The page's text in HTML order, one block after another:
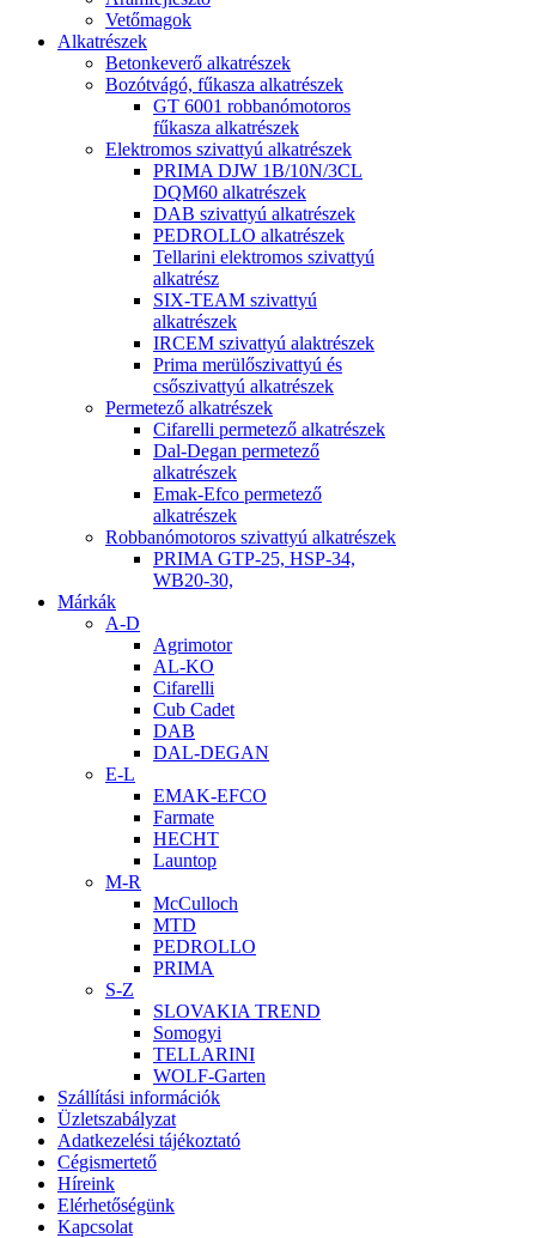
Vetőmagok
Alkatrészek
Betonkeverő alkatrészek
Bozótvágó, fűkasza alkatrészek
GT 6001 robbanómotoros
fűkasza alkatrészek
Elektromos szivattyú alkatrészek
PRIMA DJW 1B/10N/3CL
DQM60 alkatrészek
DAB szivattyú alkatrészek
PEDROLLO alkatrészek
Tellarini elektromos szivattyú
alkatrész
SIX-TEAM szivattyú
alkatrészek
IRCEM szivattyú alaktrészek
Prima merülőszivattyú és
csőszivattyú alkatrészek
Permetező alkatrészek
Cifarelli permetező alkatrészek
Dal-Degan permetező
alkatrészek
Emak-Efco permetező
alkatrészek
Robbanómotoros szivattyú alkatrészek
PRIMA GTP-25, HSP-34,
WB20-30,
Márkák
A-D
Agrimotor
AL-KO
Cifarelli
Cub Cadet
DAB
DAL-DEGAN
E-L
EMAK-EFCO
Farmate
HECHT
Launtop
M-R
McCulloch
MTD
PEDROLLO
PRIMA
S-Z
SLOVAKIA TREND
Somogyi
TELLARINI
WOLF-Garten
Szállítási információk
Üzletszabályzat
Adatkezelési tájékoztató
Cégismertető
Híreink
Elérhetőségünk
Kapcsolat